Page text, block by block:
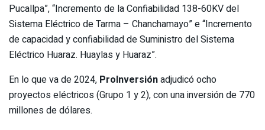
Pucallpa”, “Incremento de la Confiabilidad 138-60KV del
Sistema Eléctrico de Tarma – Chanchamayo” e “Incremento
de capacidad y confiabilidad de Suministro del Sistema
Eléctrico Huaraz. Huaylas y Huaraz”.
En lo que va de 2024, ProInversiónadjudicó ocho
proyectos eléctricos (Grupo 1 y 2), con una inversión de 770
millones de dólares.